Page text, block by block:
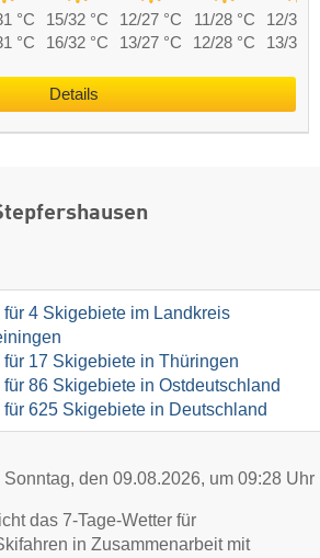
°C 15/32 °C 12/27 °C 11/28 °C
12/30
°C 16/32 °C 13/27 °C 12/28 °C 13/30
Details
4 Skigebiete im Landkreis
17 Skigebiete in Thüringen
86 Skigebiete in Ostdeutschland
625 Skigebiete in Deutschland
den 09.08.2026, um 09:28 Uhr
das 7-Tage-Wetter für
in Zusammenarbeit mit